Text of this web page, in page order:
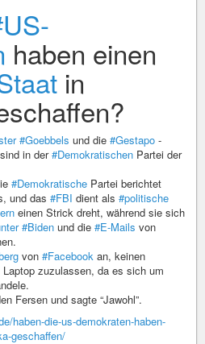
haben einen
in
#Goebbels und die #Gestapo -
in der#Demokratischen Partei der
#Demokratische Partei berichtet
und das #FBI dient als #politische
einen Strick dreht, während sie sich
#Biden und die #E-Mails von
von #Facebook an, keinen
zuzulassen, da es sich um
Fersen und sagte “Jawohl”.
haben-die-us-demokraten-haben-
geschaffen/